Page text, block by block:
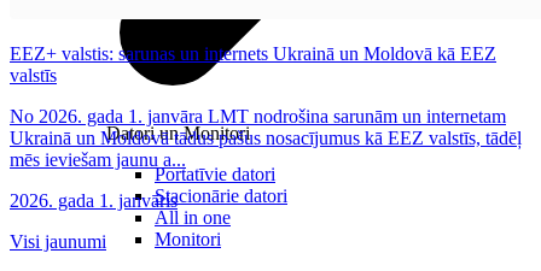
Datori un Monitori
Portatīvie datori
Stacionārie datori
All in one
Monitori
EEZ+ valstis: sarunas un internets Ukrainā un Moldovā kā EEZ
valstīs
No 2026. gada 1. janvāra LMT nodrošina sarunām un internetam
Ukrainā un Moldovā tādus pašus nosacījumus kā EEZ valstīs, tādēļ
mēs ieviešam jaunu a...
2026. gada 1. janvāris
Visi jaunumi